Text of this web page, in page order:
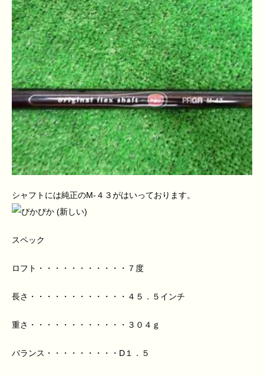
シャフトには純正のM-４３がはいっております。
スペック
ロフト・・・・・・・・・・・７度
長さ・・・・・・・・・・・・４５．５インチ
重さ・・・・・・・・・・・・３０４ｇ
バランス・・・・・・・・・D１．５